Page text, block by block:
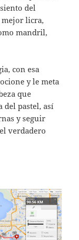
del
licra,
mandril,
con esa
y le meta
que
del pastel, así
y seguir
verdadero